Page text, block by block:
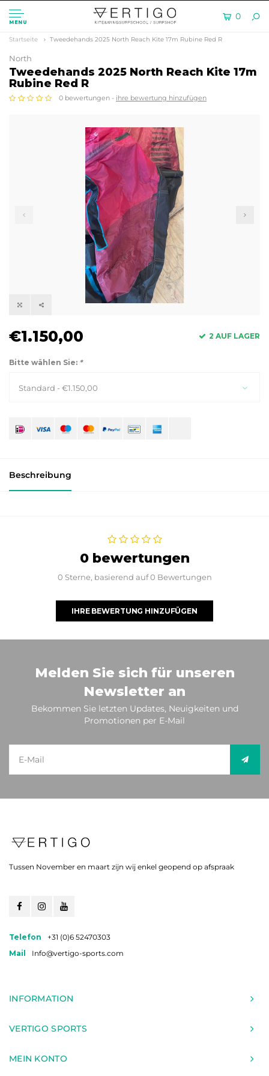
MENU
0
Startseite Tweedehands 2025 North Reach Kite 17m Rubine Red R
North
Tweedehands 2025 North Reach Kite 17m
Rubine Red R
0 bewertungen - ihre bewertung hinzufügen
€1.150,00 2 AUF LAGER
Bitte wählen Sie: *
Standard - €1.150,00
Beschreibung
0 bewertungen
0 Sterne, basierend auf 0 Bewertungen
IHRE BEWERTUNG HINZUFÜGEN
Melden Sie sich für unseren
Newsletter an
Bekommen Sie letzten Updates, Neuigkeiten und
Promotionen per E-Mail
Tussen November en maart zijn wij enkel geopend op afspraak
Telefon
+31 (0)6 52470303
Mail
Info@vertigo-sports.com
INFORMATION
VERTIGO SPORTS
MEIN KONTO